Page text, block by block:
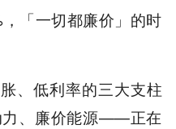
「一切都廉价」的时
、低利率的三大支柱
、廉价能源——正在